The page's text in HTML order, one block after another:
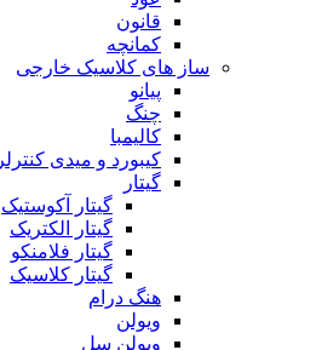
قانون
کمانچه
ساز های کلاسیک خارجی
پیانو
چنگ
کالیمبا
کیبورد و میدی کنترلر
گیتار
گیتار آکوستیک
گیتار الکتریک
گیتار فلامنکو
گیتار کلاسیک
هنگ درام
ویولن
ویولن سل